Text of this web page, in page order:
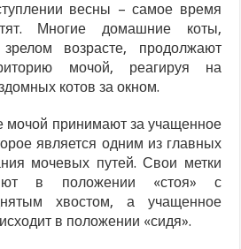
весны – самое время
Многие домашние коты,
возрасте, продолжают
мочой, реагируя на
котов за окном.
мочой принимают за учащенное
является одним из главных
мочевых путей. Свои метки
в положении «стоя» с
хвостом, а учащенное
в положении «сидя».